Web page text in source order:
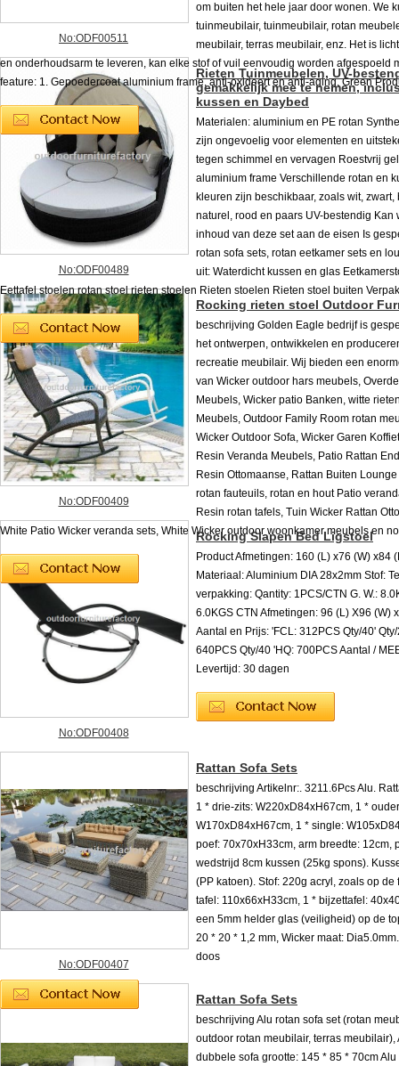
No:ODF00511
om buiten het hele jaar door wonen. We
tuinmeubilair, tuinmeubilair, rotan
meubilair, terras meubilair, enz. Het is
en onderhoudsarm te leveren, kan elke stof of vuil eenvoudig worden afgespoeld
feature: 1. Gepoedercoat aluminium frame, anti-oxideert en anti-aging, Green
No:ODF00489
Rieten Tuinmeubelen, UV-
gemakkelijk mee te nemen,
kussen en Daybed
Materialen: aluminium en PE rotan
zijn ongevoelig voor elementen en
tegen schimmel en vervagen Roestvrij
aluminium frame Verschillende rotan en
kleuren zijn beschikbaar, zoals wit, zwart,
naturel, rood en paars UV-bestendig Kan
inhoud van deze set aan de eisen Is
rotan sofa sets, rotan eetkamer sets en
uit: Waterdicht kussen en glas
Eettafel stoelen rotan stoel rieten stoelen Rieten stoelen Rieten stoel buiten
No:ODF00409
Rocking rieten stoel Outdoor
beschrijving Golden Eagle bedrijf is
het ontwerpen, ontwikkelen en
recreatie meubilair. Wij bieden een
van Wicker outdoor hars meubels,
Meubels, Wicker patio Banken, witte
Meubels, Outdoor Family Room rotan
Wicker Outdoor Sofa, Wicker Garen
Resin Veranda Meubels, Patio Rattan
Resin Ottomaanse, Rattan Buiten
rotan fauteuils, rotan en hout Patio
Resin rotan tafels, Tuin Wicker Rattan
White Patio Wicker veranda sets, White Wicker outdoor woonkamer meubels en
No:ODF00408
Rocking Slapen Bed Ligstoel
Product Afmetingen: 160 (L) x76 (W) x84
Materiaal: Aluminium DIA 28x2mm Stof:
verpakking: Qantity: 1PCS/CTN G. W.:
6.0KGS CTN Afmetingen: 96 (L) X96 (W)
Aantal en Prijs: 'FCL: 312PCS Qty/40'
640PCS Qty/40 'HQ: 700PCS Aantal /
Levertijd: 30 dagen
No:ODF00407
Rattan Sofa Sets
beschrijving Artikelnr:. 3211.6Pcs Alu.
1 * drie-zits: W220xD84xH67cm, 1 *
W170xD84xH67cm, 1 * single:
poef: 70x70xH33cm, arm breedte: 12cm,
wedstrijd 8cm kussen (25kg spons).
(PP katoen). Stof: 220g acryl, zoals op de
tafel: 110x66xH33cm, 1 * bijzettafel:
een 5mm helder glas (veiligheid) op de
20 * 20 * 1,2 mm, Wicker maat:
doos
Rattan Sofa Sets
beschrijving Alu rotan sofa set (rotan
outdoor rotan meubilair, terras meubilair),
dubbele sofa grootte: 145 * 85 * 70cm Alu